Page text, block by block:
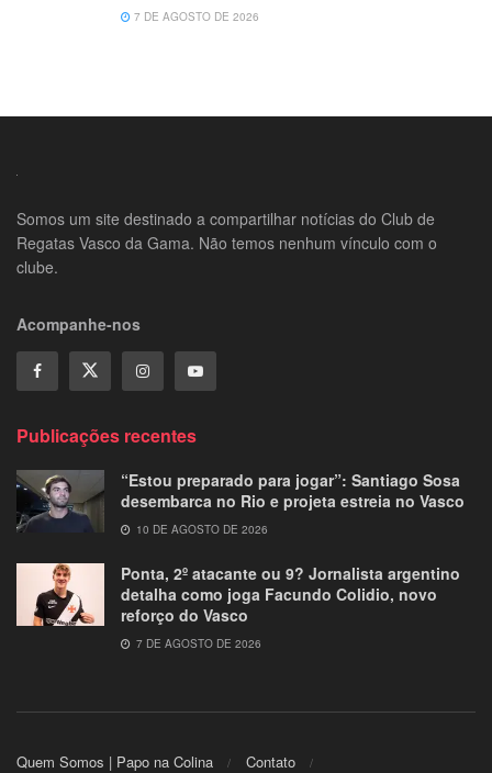
7 DE AGOSTO DE 2026
Somos um site destinado a compartilhar notícias do Club de
Regatas Vasco da Gama. Não temos nenhum vínculo com o
clube.
Acompanhe-nos
Publicações recentes
“Estou preparado para jogar”: Santiago Sosa
desembarca no Rio e projeta estreia no Vasco
10 DE AGOSTO DE 2026
Ponta, 2º atacante ou 9? Jornalista argentino
detalha como joga Facundo Colidio, novo
reforço do Vasco
7 DE AGOSTO DE 2026
Quem Somos | Papo na Colina Contato